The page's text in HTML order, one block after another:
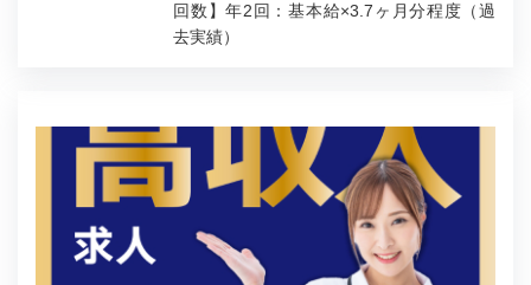
回数】年2回：基本給×3.7ヶ月分程度（過
去実績）